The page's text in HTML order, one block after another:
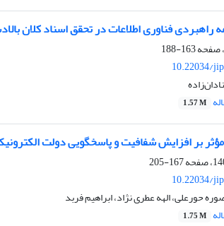
راهبردی فناوری اطلاعات در تحقق اسناد کلان
163-188
10.22034/
1.57 M
بر افزایش شفافیت و پاسخگویی دولت
167-205
10.22034/
حورعلی، الهه عطری نژاد، ابراهیم فربد
1.75 M